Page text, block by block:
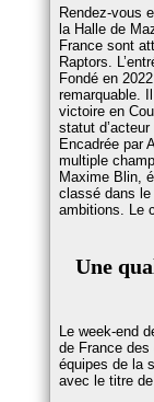
Rendez-vous
la Halle de
France sont
Raptors.
Fondé en
remarquable.
victoire en
statut
Encadrée par
multiple
Maxime Blin,
classé dans le
ambitions. Le
Une
Le week-end
de France
équipes de la
avec le titre